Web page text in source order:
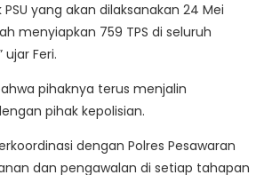
yang akan dilaksanakan 24 Mei
menyiapkan 759 TPS di seluruh
Feri.
pihaknya terus menjalin
pihak kepolisian.
dengan Polres Pesawaran
dan pengawalan di setiap tahapan